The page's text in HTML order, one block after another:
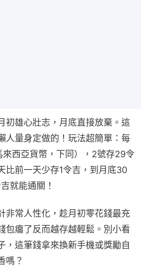
初雄心壯志，月底直接放棄。這
人量身定做的！玩法超簡單：每
來西亞貨幣，下同），2號存29令
比前一天少存1令吉，到月底30
就能通關！
非常人性化，趁月初零花錢最充
包癟了反而越存越輕鬆。別小看
，這筆錢拿來換新手機或獎勵自
嗎？